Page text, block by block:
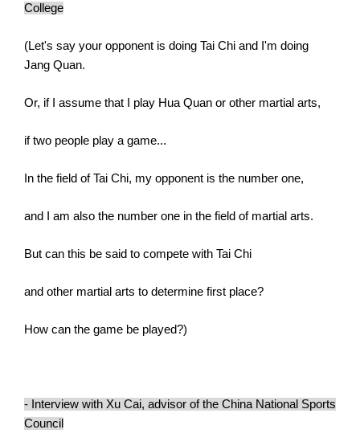
College
(Let's say your opponent is doing Tai Chi and I'm doing
Jang Quan.
Or, if I assume that I play Hua Quan or other martial arts,
if two people play a game...
In the field of Tai Chi, my opponent is the number one,
and I am also the number one in the field of martial arts.
But can this be said to compete with Tai Chi
and other martial arts to determine first place?
How can the game be played?)
- Interview with Xu Cai, advisor of the China National Sports
Council